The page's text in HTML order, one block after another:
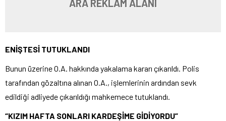
ARA REKLAM ALANI
ENİŞTESİ TUTUKLANDI
Bunun üzerine O.A. hakkında yakalama kararı çıkarıldı. Polis
tarafından gözaltına alınan O.A., işlemlerinin ardından sevk
edildiği adliyede çıkarıldığı mahkemece tutuklandı.
“KIZIM HAFTA SONLARI KARDEŞİME GİDİYORDU”